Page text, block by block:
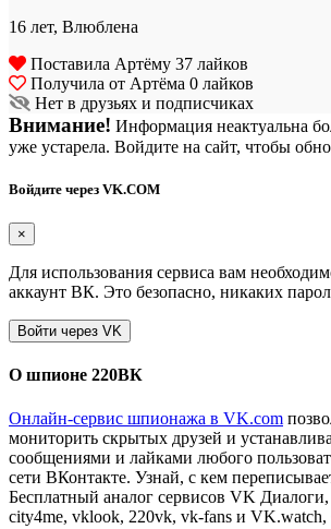
16 лет, Влюблена
Поставила Артёму 37 лайков
Получила от Артёма 0 лайков
Нет в друзьях и подписчиках
Внимание! Информация неактуальна
уже устарела. Войдите на сайт, чтобы
Войдите через VK.COM
×
Для использования сервиса вам
аккаунт ВК. Это безопасно, никаких
О шпионе 220ВК
Онлайн-сервис шпионажа в VK.com
мониторить скрытых друзей и
сообщениями и лайками любого
сети ВКонтакте. Узнай, с кем
Бесплатный аналог сервисов VK
city4me, vklook, 220vk, vk-fans и VK.watch,